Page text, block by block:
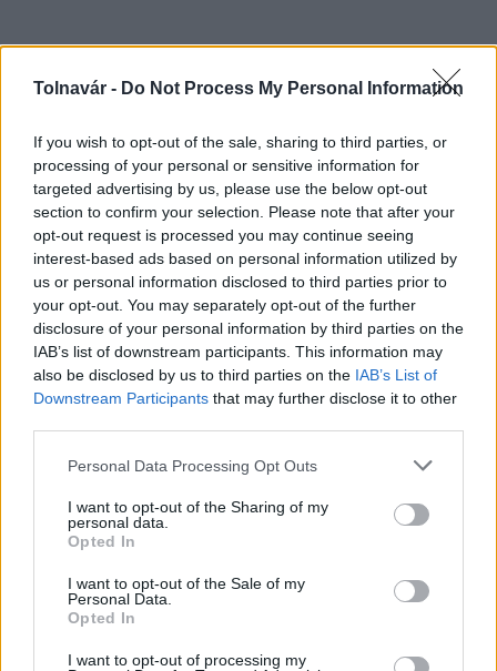
Tolnavár - Do Not Process My Personal Information
If you wish to opt-out of the sale, sharing to third parties, or
processing of your personal or sensitive information for
targeted advertising by us, please use the below opt-out
section to confirm your selection. Please note that after your
opt-out request is processed you may continue seeing
interest-based ads based on personal information utilized by
us or personal information disclosed to third parties prior to
your opt-out. You may separately opt-out of the further
disclosure of your personal information by third parties on the
IAB’s list of downstream participants. This information may
also be disclosed by us to third parties on the IAB’s List of
Downstream Participants that may further disclose it to other
Please note that this website/app uses one or more Google
not limited to your visit or usage behaviour. You may click to
grant or deny consent to Google and its third-party tags to
use your data for below specified purposes in below Google
consent section.
Personal Data Processing Opt Outs
I want to opt-out of the Sharing of my
personal data.
Opted In
I want to opt-out of the Sale of my
Personal Data.
Opted In
I want to opt-out of processing my
MAGYAR ÉPÍTŐK
Aktuális
műemlékfelújítás
megújul a tatai Angolkert
A projekt részeként megújulnak a területen található
Várkanyarban álló Nepomuki Szent János híd és szobor is.